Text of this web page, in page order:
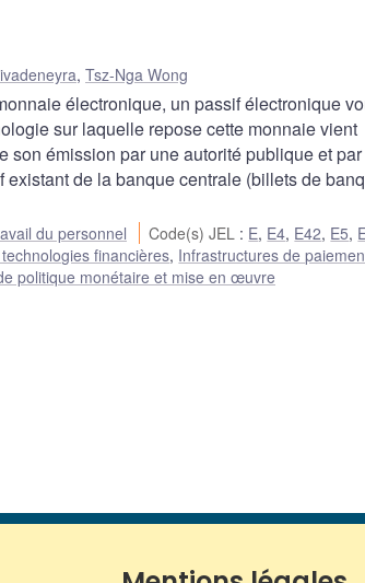
, Tsz-Nga Wong
électronique, un passif électronique
sur laquelle repose cette monnaie vient
son émission par une autorité publique et
de la banque centrale (billets de
du personnel Code(s) JEL : E, E4, E42, E5,
financières, Infrastructures de
politique monétaire et mise en œuvre